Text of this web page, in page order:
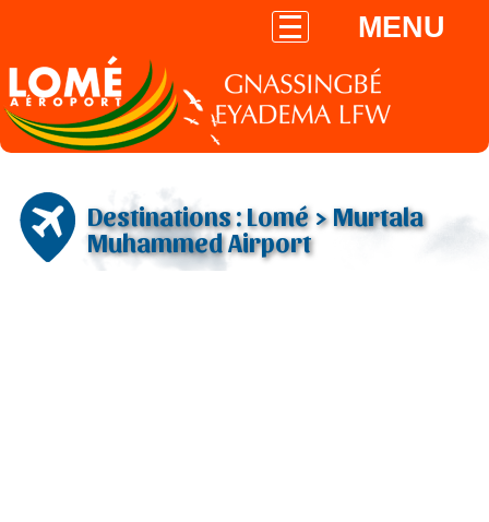
MENU
Destinations : Lomé > Murtala
Muhammed Airport